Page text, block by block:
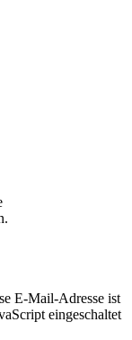
E-Mail-Adresse ist
eingeschaltet